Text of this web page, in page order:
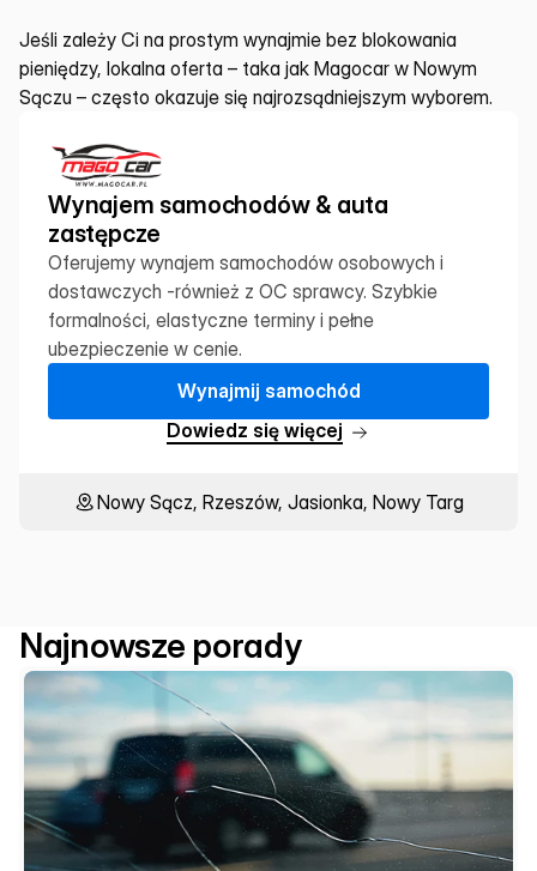
Jeśli zależy Ci na prostym wynajmie bez blokowania
pieniędzy, lokalna oferta – taka jak Magocar w Nowym
Sączu – często okazuje się najrozsądniejszym wyborem.
Wynajem samochodów & auta
zastępcze
Oferujemy wynajem samochodów osobowych i
dostawczych -również z OC sprawcy. Szybkie
formalności, elastyczne terminy i pełne
ubezpieczenie w cenie.
Wynajmij samochód
Dowiedz się więcej
Nowy Sącz, Rzeszów, Jasionka, Nowy Targ
Najnowsze porady